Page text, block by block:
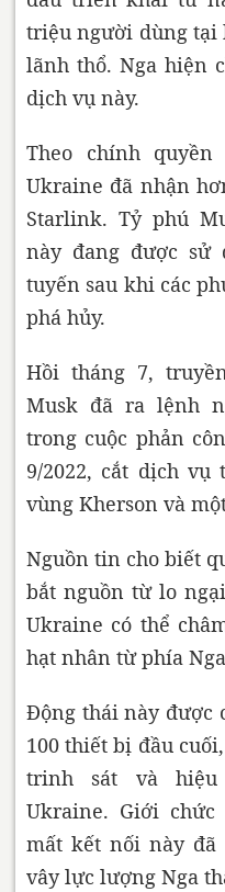
triệu người dùng tại
lãnh thổ. Nga hiện
dịch vụ này.
Theo chính
Ukraine đã nhận
Starlink. Tỷ phú
này đang được
tuyến sau khi các
phá hủy.
Hồi tháng 7,
Musk đã ra lệnh
trong cuộc phản
9/2022, cắt dịch
vùng Kherson và
Nguồn tin cho biết
bắt nguồn từ lo
Ukraine có thể
hạt nhân từ phía
Động thái này được
100 thiết bị đầu
trinh sát và
Ukraine. Giới
mất kết nối này đã
vây lực lượng Nga